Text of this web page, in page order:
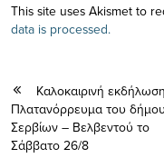
This site uses Akismet to
data is processed.
Καλοκαιρινή
Πλατανόρρευμα του
Σερβίων – Βελβεντού το
Σάββατο 26/8